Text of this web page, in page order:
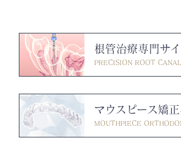
根管治療専門サイ
PRECISION ROOT
マウスピース矯
MOUTHPIECE